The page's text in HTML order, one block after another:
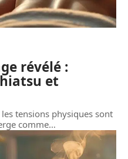
révélé :
et
tensions physiques sont
comme…